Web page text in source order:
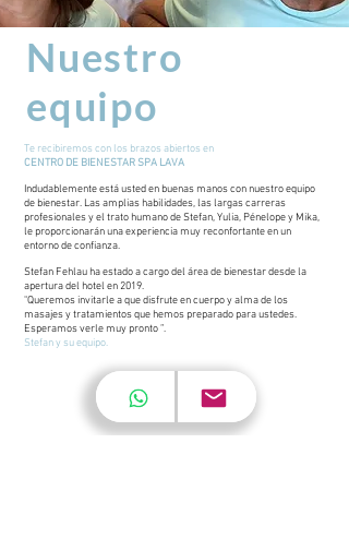
Nuestro
equipo
Te recibiremos con los brazos abiertos en
CENTRO DE BIENESTAR SPA LAVA
Indudablemente está usted en buenas manos con nuestro equipo
de bienestar. Las amplias habilidades, las largas carreras
profesionales y el trato humano de Stefan, Yulia, Pénelope y Mika,
le proporcionarán una experiencia muy reconfortante en un
entorno de confianza.
Stefan Fehlau ha estado a cargo del área de bienestar desde la
apertura del hotel en 2019.
"Queremos invitarle a que disfrute en cuerpo y alma de los
masajes y tratamientos que hemos preparado para ustedes.
Esperamos verle muy pronto ”.
Stefan y su equipo.